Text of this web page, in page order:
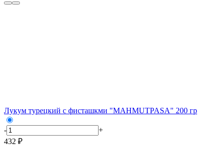
Лукум турецкий с фисташкми "MAHMUTPASA" 200 гр
-
+
432 ₽